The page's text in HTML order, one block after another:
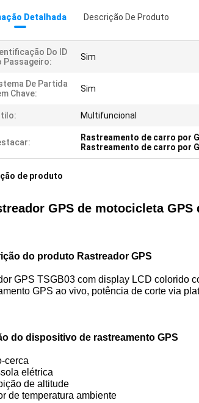
Detalhada Descrição De Produto
Do ID
Passageiro:
Sim
De Partida
Chave:
Sim
Multifuncional
Rastreamento de carro por
Rastreamento de carro por
de produto
GPS de motocicleta
do produto Rastreador GPS
GPS TSGB03 com display LCD colorido
GPS ao vivo, potência de corte via
do dispositivo de rastreamento GPS
cerca
elétrica
de altitude
de temperatura ambiente